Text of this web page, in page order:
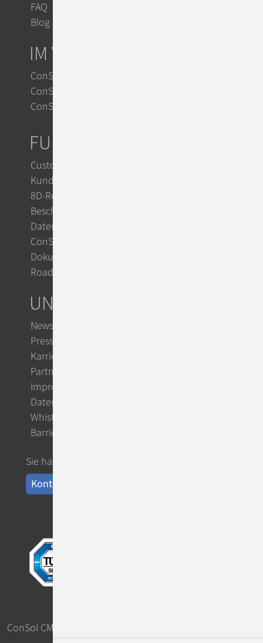
FAQ
Blog
IM VERGLEICH
ConSol CM vs. Zendesk
ConSol CM vs. Jira
ConSol CM vs. OTRS
FUNKTIONEN
Customer Service
Kundensupport mit KI
8D-Reports im Reklamationsmanagement
Beschwerdemanagement
Datenschutz mit ConSol CM
ConSol Support & Trainings
Dokumentation im TecDoc
Roadmap
UNTERNEHMEN
Newsletter
Presse
Karriere
Partner
Impressum
Datenschutz
Whistleblowing
Barrierefreiheit
Sie haben Fragen?
Kontakt aufnehmen
ConSol CM ist eine Marke der